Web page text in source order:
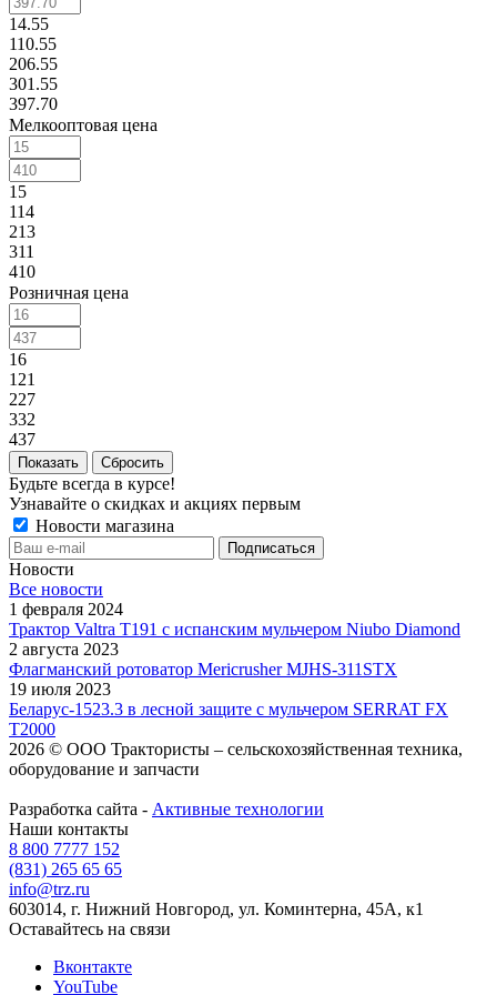
14.55
110.55
206.55
301.55
397.70
Мелкооптовая цена
15
114
213
311
410
Розничная цена
16
121
227
332
437
Сбросить
Будьте всегда в курсе!
Узнавайте о скидках и акциях первым
Новости магазина
Новости
Все новости
1 февраля 2024
Трактор Valtra T191 с испанским мульчером Niubo Diamond
2 августа 2023
Флагманский ротоватор Mericrusher MJHS-311STX
19 июля 2023
Беларус-1523.3 в лесной защите с мульчером SERRAT FX
T2000
2026 © ООО Трактористы – cельскохозяйственная техника,
оборудование и запчасти
Разработка сайта - Активные технологии
Наши контакты
8 800 7777 152
(831) 265 65 65
info@trz.ru
603014, г. Нижний Новгород, ул. Коминтерна, 45А, к1
Оставайтесь на связи
Вконтакте
YouTube